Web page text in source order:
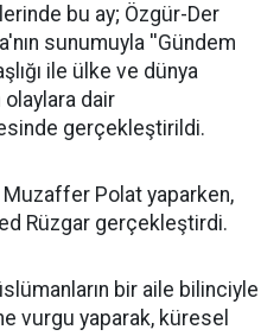
bu ay; Özgür-Der
sunumuyla ''Gündem
ile ülke ve dünya
dair
gerçekleştirildi.
Polat yaparken,
Rüzgar gerçekleştirdi.
bir aile bilinciyle
vurgu yaparak, küresel